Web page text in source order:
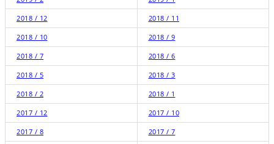
2018 / 12 2018 / 11
2018 / 10 2018 / 9
2018 / 7 2018 / 6
2018 / 5 2018 / 3
2018 / 2 2018 / 1
2017 / 12 2017 / 10
2017 / 8 2017 / 7